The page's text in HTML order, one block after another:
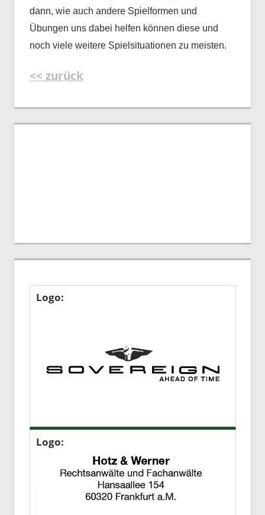
dann, wie auch andere Spielformen und
Übungen uns dabei helfen können diese und
noch viele weitere Spielsituationen zu meisten.
<< zurück‎